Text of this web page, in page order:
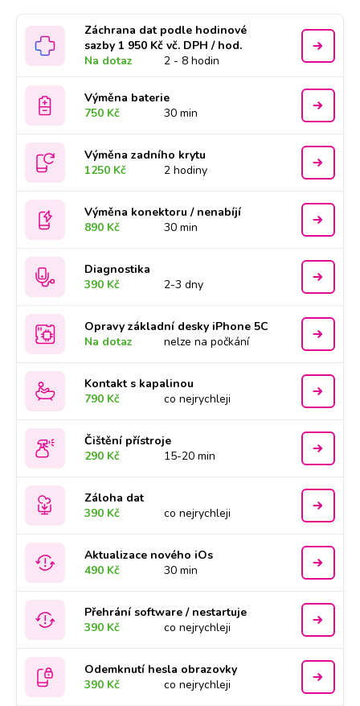
Záchrana dat podle hodinové
sazby 1 950 Kč vč. DPH / hod.
Na dotaz
2 - 8 hodin
Výměna baterie
750 Kč
30 min
Výměna zadního krytu
1250 Kč
2 hodiny
Výměna konektoru / nenabíjí
890 Kč
30 min
Diagnostika
390 Kč
2-3 dny
Opravy základní desky iPhone 5C
Na dotaz
nelze na počkání
Kontakt s kapalinou
790 Kč
co nejrychleji
Čištění přístroje
290 Kč
15-20 min
Záloha dat
390 Kč
co nejrychleji
Aktualizace nového iOs
490 Kč
30 min
Přehrání software / nestartuje
390 Kč
co nejrychleji
Odemknutí hesla obrazovky
390 Kč
co nejrychleji